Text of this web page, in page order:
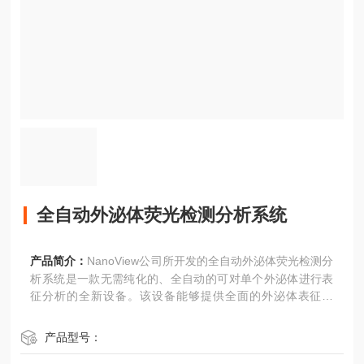
全自动外泌体荧光检测分析系统
产品简介： NanoView公司所开发的全自动外泌体荧光检测分
析系统是一款无需纯化的、全自动的可对单个外泌体进行表
征分析的全新设备。该设备能够提供全面的外泌体表征信
物标志物（CD9，CD81，CD63等）共定位等
产品型号：